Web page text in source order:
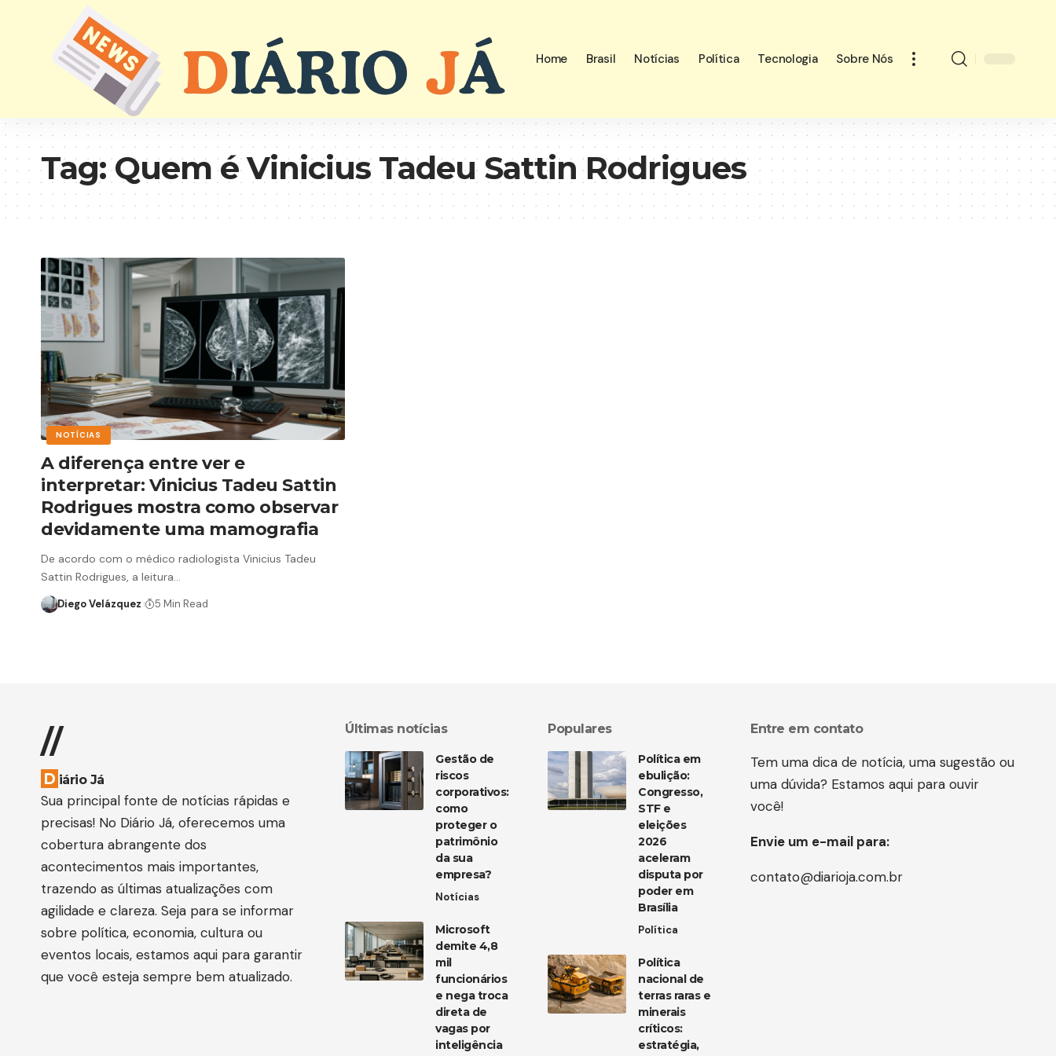
Home Brasil Notícias Política Tecnologia Sobre Nós
Tag:Quem é Vinicius Tadeu Sattin Rodrigues
NOTÍCIAS
A diferença entre ver e
interpretar: Vinicius Tadeu Sattin
Rodrigues mostra como observar
devidamente uma mamografia
De acordo com o médico radiologista Vinicius Tadeu
Sattin Rodrigues, a leitura…
Diego Velázquez 5 Min Read
//
D iário Já
Sua principal fonte de notícias rápidas e
precisas! No Diário Já, oferecemos uma
cobertura abrangente dos
acontecimentos mais importantes,
trazendo as últimas atualizações com
agilidade e clareza. Seja para se informar
sobre política, economia, cultura ou
eventos locais, estamos aqui para garantir
que você esteja sempre bem atualizado.
Últimas notícias
Gestão de
riscos
corporativos:
como
proteger o
patrimônio
da sua
empresa?
Notícias
Microsoft
demite 4,8
mil
funcionários
e nega troca
direta de
vagas por
inteligência
Populares
Política em
ebulição:
Congresso,
STF e
eleições
2026
aceleram
disputa por
poder em
Brasília
Política
Política
nacional de
terras raras e
minerais
críticos:
estratégia,
Entre em contato
Tem uma dica de notícia, uma sugestão ou
uma dúvida? Estamos aqui para ouvir
você!
Envie um e-mail para:
contato@diarioja.com.br